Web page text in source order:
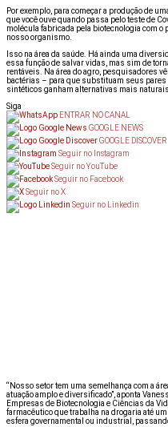
Por exemplo, para começar a produção de
que você ouve quando passa pelo teste de
molécula fabricada pela biotecnologia com
nosso organismo.
Isso na área da saúde. Há ainda uma
essa função de salvar vidas, mas sim de
rentáveis. Na área do agro, pesquisadores
bactérias – para que substituam seus
sintéticos ganham alternativas mais naturais
Siga
ENTRAR NO CANAL
GOOGLE NEWS
GOOGLE DISCOVER
Seguir no Instagram
Seguir no YouTube
Seguir no Facebook
Seguir no X
Seguir no Linkedin
“Nosso setor tem uma semelhança com a
atuação amplo e diversificado”, aponta
Empresas de Biotecnologia e Ciências da
farmacêutico que trabalha na drogaria até
esfera governamental ou industrial,